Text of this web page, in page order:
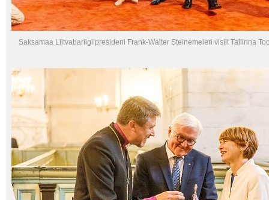
Saksamaa Liitvabariigi presideni Frank-Walter Steinemeieri visiit Tallinna